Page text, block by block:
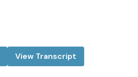
View Transcript